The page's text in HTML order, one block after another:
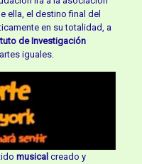
ella, el destino final del
en su totalidad, a
de Investigación
iguales.
musical creado y